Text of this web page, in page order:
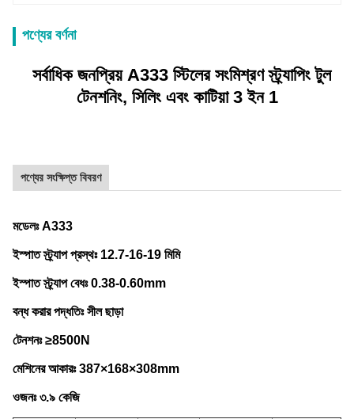
পণ্যের বর্ণনা
সর্বাধিক জনপ্রিয় A333 স্টিলের সংমিশ্রণ স্ট্র্যাপিং টুল
টেনশনিং, সিলিং এবং কাটিয়া 3 ইন 1
পণ্যের সংক্ষিপ্ত বিবরণ
মডেলঃ A333
ইস্পাত স্ট্র্যাপ প্রস্থঃ 12.7-16-19 মিমি
ইস্পাত স্ট্র্যাপ বেধঃ 0.38-0.60mm
বন্ধ করার পদ্ধতিঃ সীল ছাড়া
টেনশনঃ ≥8500N
মেশিনের আকারঃ 387×168×308mm
ওজনঃ ৩.৯ কেজি